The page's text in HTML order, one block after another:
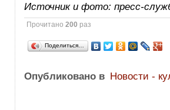
Источник и фото: пресс-
Прочитано200 раз
Поделиться…
Опубликовано в Новости -